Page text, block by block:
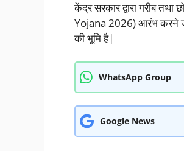
केंद्र सरकार द्वारा गरीब
Yojana 2026) आरंभ करने
की भूमि है|
WhatsApp Group
Google News